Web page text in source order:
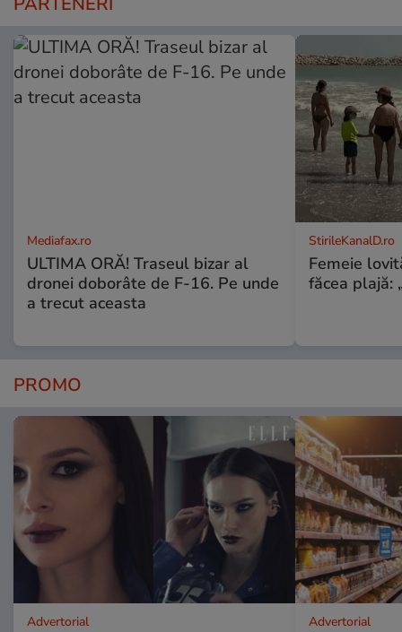
Mediafax.ro
ULTIMA ORĂ! Traseul bizar al
dronei doborâte de F-16. Pe unde
a trecut aceasta
StirileKanalD.ro
Femeie
făcea plajă:
PROMO
Advertorial Advertorial